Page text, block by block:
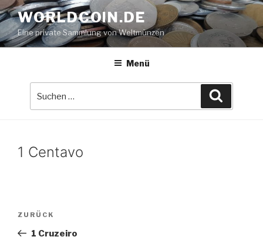
Zum
Inhalt
springen
WORLDCOIN.DE
Eine private Sammlung von Weltmünzen
Menü
1 Centavo
Beitrags-
Vorheriger
Beitrag
ZURÜCK
1 Cruzeiro